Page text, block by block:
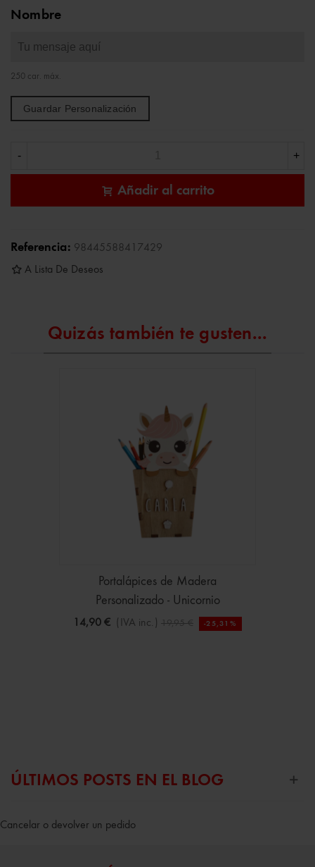
Nombre
250 car. máx.
Guardar Personalización
- +
Añadir al carrito
Referencia: 98445588417429
A Lista De Deseos
Quizás también te gusten...
Portalápices de Madera
Personalizado - Unicornio
14,90 € (IVA inc.) 19,95 € -25,31%
ÚLTIMOS POSTS EN EL BLOG
Cancelar o devolver un pedido